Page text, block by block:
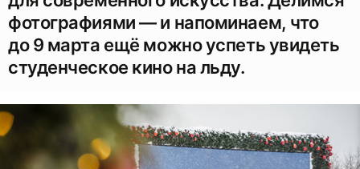
фотографиями — и напоминаем, что
до 9 марта ещё можно успеть увидеть
студенческое кино на льду.